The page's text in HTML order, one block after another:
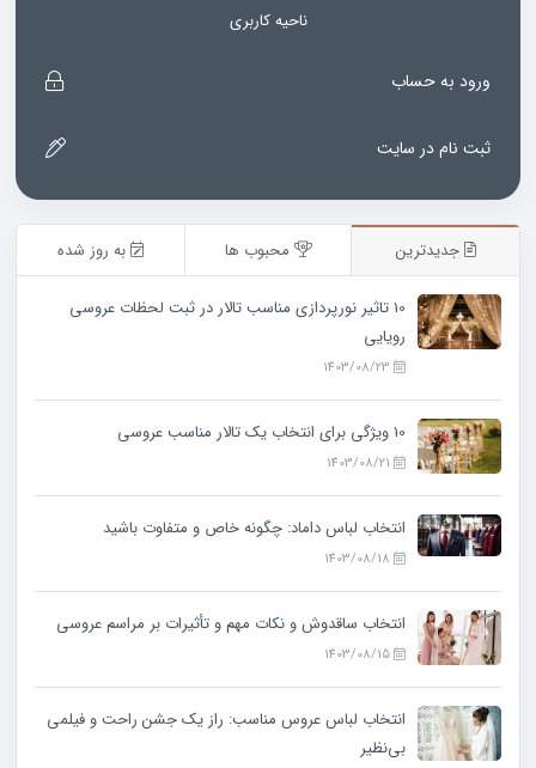
ناحیه کاربری
ورود به حساب
ثبت نام در سایت
جدیدترین محبوب ها به روز شده
10 تاثیر نورپردازی مناسب تالار در ثبت لحظات عروسی
رویایی
10 ویژگی‌ برای انتخاب یک تالار مناسب عروسی
انتخاب لباس داماد: چگونه خاص و متفاوت باشید
انتخاب ساقدوش و نکات مهم و تأثیرات بر مراسم عروسی
انتخاب لباس عروس مناسب: راز یک جشن راحت و فیلمی
بی‌نظیر